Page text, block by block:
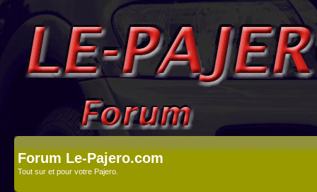
Forum Le-Pajero.com
Tout sur et pour votre Pajero.